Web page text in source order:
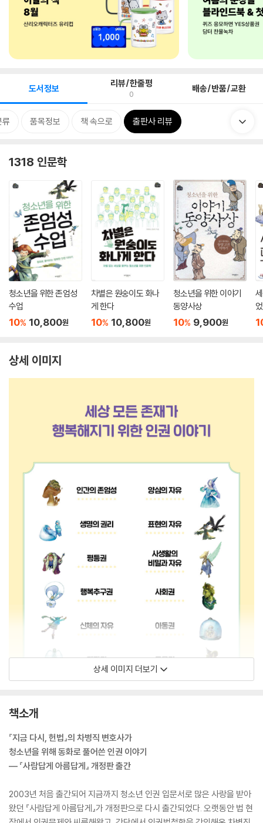
도서정보 리뷰/한줄평
0 배송/반품/교환
류 품목정보 책 속으로 출판사 리뷰
1318 인문학
청소년을 위한 존엄성
수업
10% 10,800원
차별은 원숭이도 화나
게 한다
10% 10,800원
청소년을 위한 이야기
동양사상
10% 9,900원
상세 이미지
상세 이미지 더보기
책소개
『지금 다시, 헌법』의 차병직 변호사가
청소년을 위해 동화로 풀어쓴 인권 이야기
― 『사람답게 아름답게』 개정판 출간
2003년 처음 출간되어 지금까지 청소년 인권 입문서로 많은 사랑을 받아
왔던 『사람답게 아름답게』가 개정판으로 다시 출간되었다. 오랫동안 법 현